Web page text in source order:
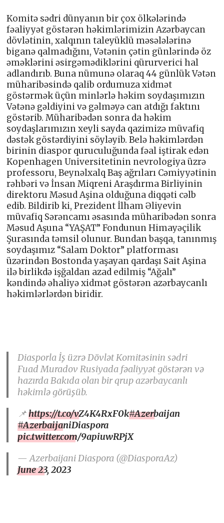
Komitə sədri dünyanın bir çox ölkələrində
fəaliyyət göstərən həkimlərimizin Azərbaycan
dövlətinin, xalqının taleyüklü məsələlərinə
biganə qalmadığını, Vətənin çətin günlərində öz
əməklərini əsirgəmədiklərini qürurverici hal
adlandırıb. Buna nümunə olaraq 44 günlük Vətən
müharibəsində qalib ordumuza xidmət
göstərmək üçün minlərlə həkim soydaşımızın
Vətənə gəldiyini və gəlməyə can atdığı faktını
göstərib. Müharibədən sonra da həkim
soydaşlarımızın xeyli sayda qazimizə müvafiq
dəstək göstərdiyini söyləyib. Belə həkimlərdən
birinin diaspor quruculuğunda fəal iştirak edən
Kopenhagen Universitetinin nevrologiya üzrə
professoru, Beynəlxalq Baş ağrıları Cəmiyyətinin
rəhbəri və İnsan Miqreni Araşdırma Birliyinin
direktoru Məsud Aşina olduğuna diqqəti cəlb
edib. Bildirib ki, Prezident İlham Əliyevin
müvafiq Sərəncamı əsasında müharibədən sonra
Məsud Aşuna “YAŞAT” Fondunun Himayəçilik
Şurasında təmsil olunur. Bundan başqa, tanınmış
soydaşımız “Salam Doktor” platforması
üzərindən Bostonda yaşayan qardaşı Sait Aşina
ilə birlikdə işğaldan azad edilmiş “Ağalı”
kəndində əhaliyə xidmət göstərən azərbaycanlı
həkimlərlərdən biridir.
Diasporla İş üzrə Dövlət Komitəsinin sədri
Fuad Muradov Rusiyada fəaliyyət göstərən və
hazırda Bakıda olan bir qrup azərbaycanlı
həkimlə görüşüb.
📌https://t.co/vZ4K4RxF0k#Azerbaijan
#AzerbaijaniDiaspora
pic.twitter.com/9apiuwRPjX
— Azerbaijani Diaspora (@DiasporaAz)
June 23, 2023